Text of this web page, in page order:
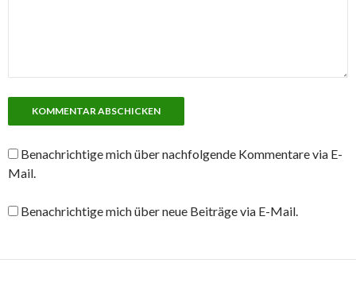
Benachrichtige mich über nachfolgende Kommentare via E-
Mail.
Benachrichtige mich über neue Beiträge via E-Mail.